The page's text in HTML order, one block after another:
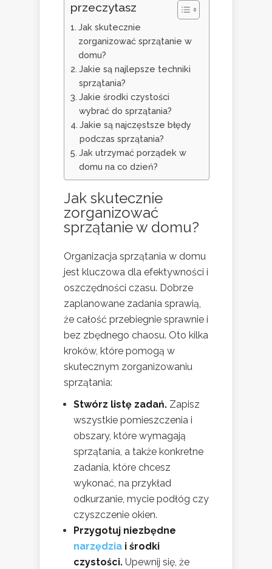
przeczytasz
Jak skutecznie
zorganizować sprzątanie w
domu?
Jakie są najlepsze techniki
sprzątania?
Jakie środki czystości
wybrać do sprzątania?
Jakie są najczęstsze błędy
podczas sprzątania?
Jak utrzymać porządek w
domu na co dzień?
Jak skutecznie
zorganizować
sprzątanie w domu?
Organizacja sprzątania w domu
jest kluczowa dla efektywności i
oszczędności czasu. Dobrze
zaplanowane zadania sprawią,
że całość przebiegnie sprawnie i
bez zbędnego chaosu. Oto kilka
kroków, które pomogą w
skutecznym zorganizowaniu
sprzątania:
Stwórz listę zadań. Zapisz
wszystkie pomieszczenia i
obszary, które wymagają
sprzątania, a także konkretne
zadania, które chcesz
wykonać, na przykład
odkurzanie, mycie podłóg czy
czyszczenie okien.
Przygotuj niezbędne
narzędzia i środki
czystości. Upewnij się, że